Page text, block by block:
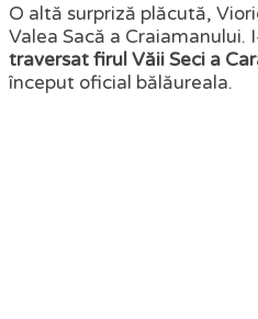
O altă surpriză plăcută,
Valea Sacă a Craiamanului.
traversat firul Văii Seci a
început oficial bălăureala.